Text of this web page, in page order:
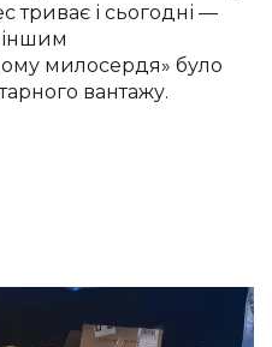
триває і сьогодні —
милосердя» було
вантажу.